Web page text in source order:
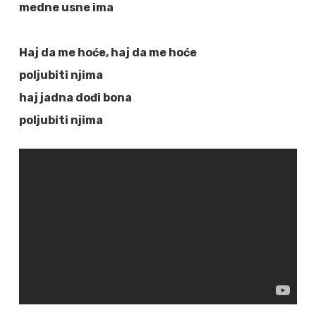
medne usne ima
Haj da me hoće, haj da me hoće
poljubiti njima
haj jadna dođi bona
poljubiti njima